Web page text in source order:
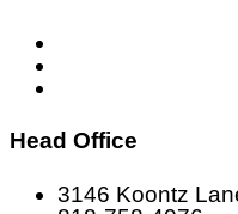
Head Office
3146 Koontz